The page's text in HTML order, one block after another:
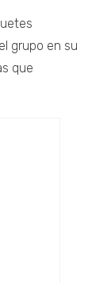
grupo en su
que